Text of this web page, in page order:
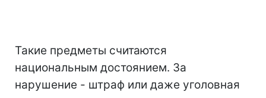
Такие предметы считаются
национальным достоянием. За
нарушение - штраф или даже уголовная